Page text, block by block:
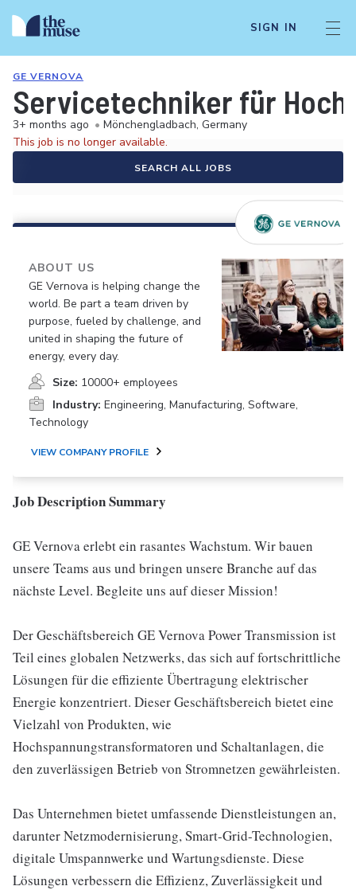
SIGN IN
GE VERNOVA
Servicetechniker für
3+ months ago • Mönchengladbach, Germany
This job is no longer available.
SEARCH ALL JOBS
ABOUT US
GE Vernova is helping change the
world. Be part a team driven by
purpose, fueled by challenge, and
united in shaping the future of
energy, every day.
Size: 10000+ employees
Industry: Engineering, Manufacturing, Software,
Technology
VIEW COMPANY PROFILE
Job Description Summary
GE Vernova erlebt ein rasantes Wachstum. Wir bauen
unsere Teams aus und bringen unsere Branche auf das
nächste Level. Begleite uns auf dieser Mission!
Der Geschäftsbereich GE Vernova Power Transmission ist
Teil eines globalen Netzwerks, das sich auf fortschrittliche
Lösungen für die effiziente Übertragung elektrischer
Energie konzentriert. Dieser Geschäftsbereich bietet eine
Vielzahl von Produkten, wie
Hochspannungstransformatoren und Schaltanlagen, die
den zuverlässigen Betrieb von Stromnetzen gewährleisten.
Das Unternehmen bietet umfassende Dienstleistungen an,
darunter Netzmodernisierung, Smart-Grid-Technologien,
digitale Umspannwerke und Wartungsdienste. Diese
Lösungen verbessern die Effizienz, Zuverlässigkeit und